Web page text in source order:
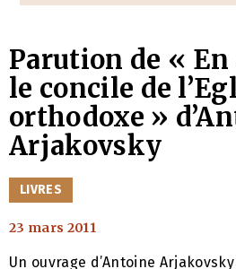
Parution de «
le concile de
orthodoxe »
Arjakovsky
CATÉGORIES
LIVRES
23 mars 2011
Un ouvrage d’Antoine